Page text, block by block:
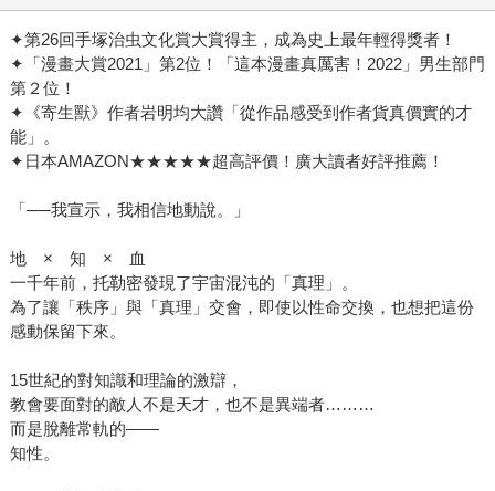
✦第26回手塚治虫文化賞大賞得主，成為史上最年輕得獎者！
✦「漫畫大賞2021」第2位！「這本漫畫真厲害！2022」男生部門
第２位！
✦《寄生獸》作者岩明均大讚「從作品感受到作者貨真價實的才
能」。
✦日本AMAZON★★★★★超高評價！廣大讀者好評推薦！
「──我宣示，我相信地動說。」
地 × 知 × 血
一千年前，托勒密發現了宇宙混沌的「真理」。
為了讓「秩序」與「真理」交會，即使以性命交換，也想把這份
感動保留下來。
15世紀的對知識和理論的激辯，
教會要面對的敵人不是天才，也不是異端者………
而是脫離常軌的——
知性。